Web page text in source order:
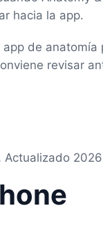
hacia la app.
de
revisar